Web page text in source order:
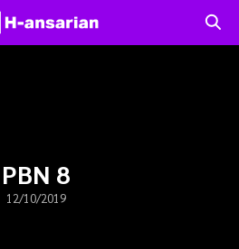
PBN 8
12/10/2019